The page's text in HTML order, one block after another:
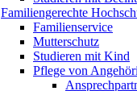
Familiengerechte
Familienservice
Mutterschutz
Studieren mit Kind
Pflege von